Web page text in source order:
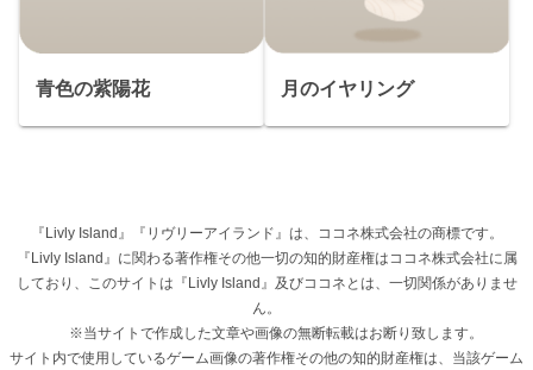
青色の紫陽花 月のイヤリング
『Livly Island』『リヴリーアイランド』は、ココネ株式会社の商標です。
『Livly Island』に関わる著作権その他一切の知的財産権はココネ株式会社に属
しており、このサイトは『Livly Island』及びココネとは、一切関係がありませ
ん。
※当サイトで作成した文章や画像の無断転載はお断り致します。
サイト内で使用しているゲーム画像の著作権その他の知的財産権は、当該ゲーム